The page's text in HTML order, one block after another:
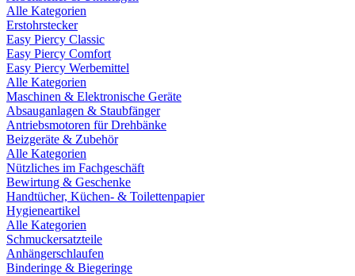
Alle Kategorien
Erstohrstecker
Easy Piercy Classic
Easy Piercy Comfort
Easy Piercy Werbemittel
Alle Kategorien
Maschinen & Elektronische Geräte
Absauganlagen & Staubfänger
Antriebsmotoren für Drehbänke
Beizgeräte & Zubehör
Alle Kategorien
Nützliches im Fachgeschäft
Bewirtung & Geschenke
Handtücher, Küchen- & Toilettenpapier
Hygieneartikel
Alle Kategorien
Schmuckersatzteile
Anhängerschlaufen
Binderinge & Biegeringe